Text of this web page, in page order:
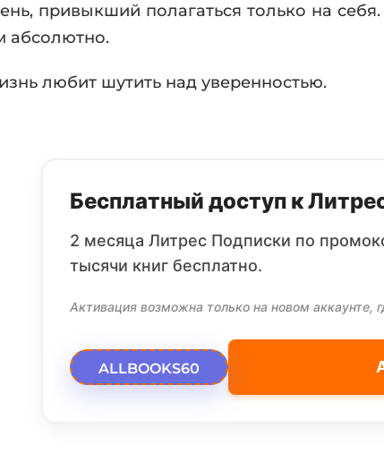
привыкший полагаться только на
абсолютно.
любит шутить над уверенностью.
Бесплатный доступ к
2 месяца Литрес Подписки по
тысячи книг бесплатно.
Активация возможна только на новом аккаунте,
ALLBOOKS60